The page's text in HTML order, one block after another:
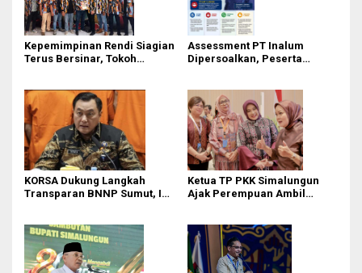
Kepemimpinan Rendi Siagian
Terus Bersinar, Tokoh
Assessment PT Inalum
Dipersoalkan, Peserta
KORSA Dukung Langkah
Transparan BNNP Sumut, Isu
Ketua TP PKK Simalungun
Ajak Perempuan Ambil